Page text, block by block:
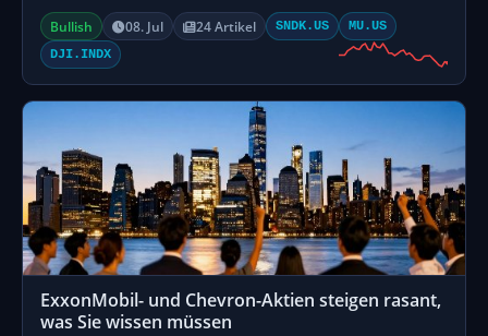
Bullish 08. Jul 24 Artikel SNDK.US
MU.US
DJI.INDX
ExxonMobil- und Chevron-Aktien steigen rasant,
was Sie wissen müssen